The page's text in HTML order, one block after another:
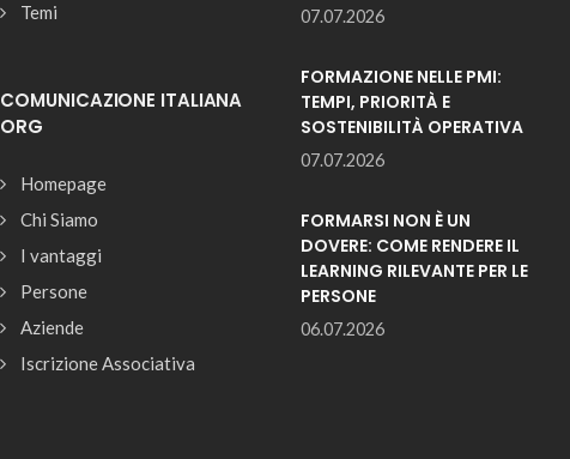
Temi
COMUNICAZIONE ITALIANA
ORG
Homepage
Chi Siamo
I vantaggi
Persone
Aziende
Iscrizione Associativa
07.07.2026
FORMAZIONE NELLE PMI:
TEMPI, PRIORITÀ E
SOSTENIBILITÀ OPERATIVA
07.07.2026
FORMARSI NON È UN
DOVERE: COME RENDERE IL
LEARNING RILEVANTE PER LE
PERSONE
06.07.2026